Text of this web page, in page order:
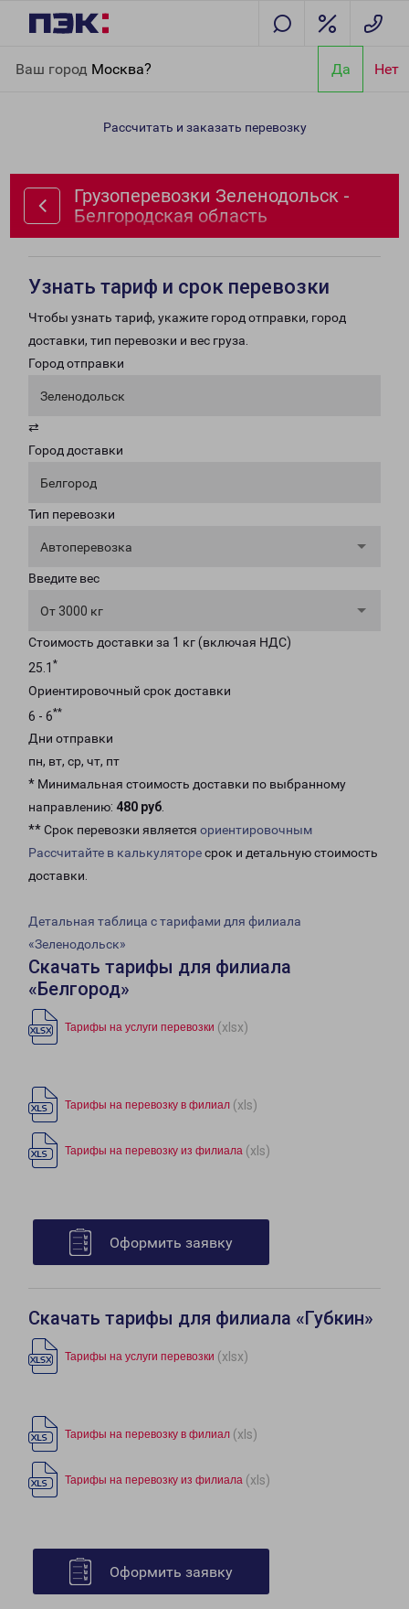
Ваш город Москва? Да Нет
Белгородская область
Рассчитать и заказать перевозку
Грузоперевозки Зеленодольск -
Белгородская область
Узнать тариф и срок перевозки
Чтобы узнать тариф, укажите город отправки, город
доставки, тип перевозки и вес груза.
Город отправки
Зеленодольск
⇄
Город доставки
Белгород
Тип перевозки
Автоперевозка
Введите вес
От 3000 кг
Стоимость доставки за 1 кг (включая НДС)
25.1 *
Ориентировочный срок доставки
6 - 6**
Дни отправки
пн, вт, ср, чт, пт
* Минимальная стоимость доставки по выбранному
направлению: 480 руб.
** Срок перевозки является ориентировочным
Рассчитайте в калькуляторесрок и детальную стоимость
доставки.
Детальная таблица с тарифами для филиала
«Зеленодольск»
Скачать тарифы для филиала
«Белгород»
Тарифы на услуги перевозки (xlsx)
Тарифы на перевозку в филиал (xls)
Тарифы на перевозку из филиала (xls)
Оформить заявку
Скачать тарифы для филиала «Губкин»
Тарифы на услуги перевозки (xlsx)
Тарифы на перевозку в филиал (xls)
Тарифы на перевозку из филиала (xls)
Оформить заявку